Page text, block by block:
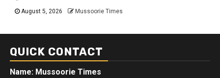
August 5, 2026 Mussoorie Times
QUICK CONTACT
Name: Mussoorie Times